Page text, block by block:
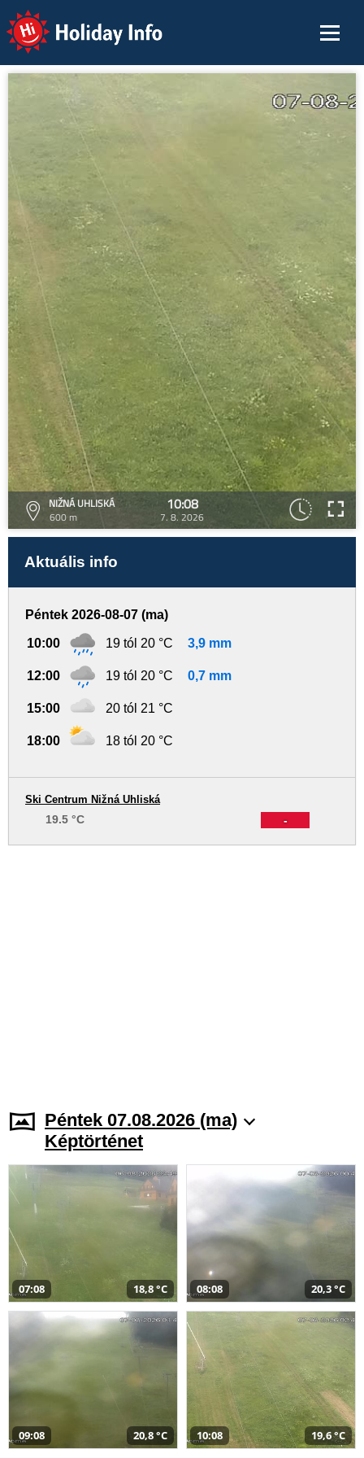
Holiday Info
NIŽNÁ UHLISKÁ
600 m
10:08
7. 8. 2026
Aktuális info
Péntek 2026-08-07 (ma)
10:00 19 tól 20 °C 3,9 mm
12:00 19 tól 20 °C 0,7 mm
15:00 20 tól 21 °C
18:00 18 tól 20 °C
-
Ski Centrum Nižná Uhliská
19.5 °C
Péntek 07.08.2026 (ma)
Képtörténet
07:08 18,8 °C 08:08 20,3 °C
09:08 20,8 °C 10:08 19,6 °C